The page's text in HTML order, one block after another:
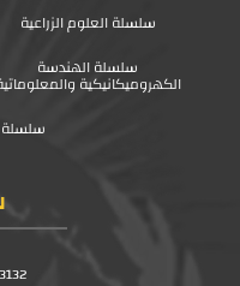
سلسلة العلوم الزراعية
سلسلة الهندسة
الكهروميكانيكية
سلسلة